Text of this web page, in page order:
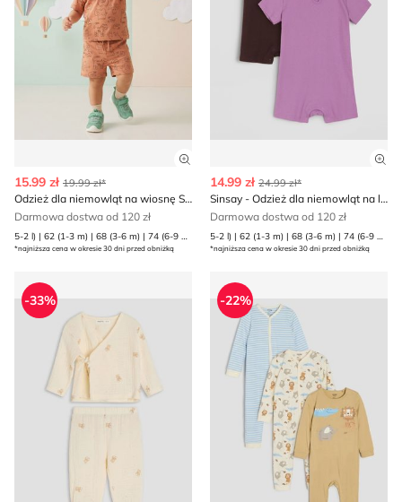
Zobacz szczegóły produktu
15.99 zł 19.99 zł*
Odzież dla niemowląt na wiosnę Sinsay
Darmowa dostwa od 120 zł
5-2 l) | 62 (1-3 m) | 68 (3-6 m) | 74 (6-9 m) | 80 (9-12 m) | 86 (12-18 m) | 92 (1 | 98 (2-3 l)
*najniższa cena w okresie 30 dni przed obniżką
14.99 zł 24.99 zł*
Sinsay - Odzież dla niemowląt na lato
Darmowa dostwa od 120 zł
5-2 l) | 62 (1-3 m) | 68 (3-6 m) | 74 (6-9 m) | 80 (9-12 m) | 86 (12-18 m) | 92 (1 | 98 (2-3 l)
*najniższa cena w okresie 30 dni przed obniżką
Odzież dla niemowląt Sinsay
-33%
Odzież dla niemowląt
-22%